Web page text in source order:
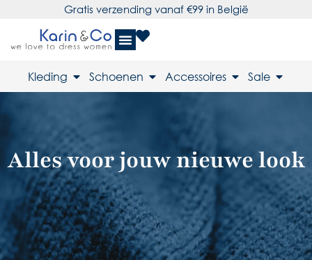
Gratis verzending vanaf €99 in België
Kleding Schoenen Accessoires Sale
Alles voor jouw nieuwe look